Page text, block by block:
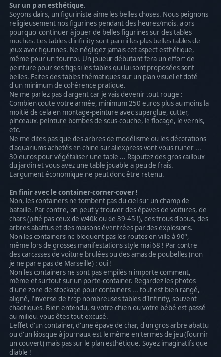
Sur un plan esthétique.
Soyons clairs, un figuriniste aime les belles choses. Nous peignons
religieusement nos figurines pendant des heures/mois. alors
pourquoi continuer à jouer de belles figurines sur des tables
moches. Les tables d'infinity sont parmi les plus belles tables de
jeux avec figurines. Ne négligez jamais cet aspect esthétique,
même pour un tournoi. Un joueur débutant fera un effort de
peinture pour ses figs si les tables qui lui sont proposées sont
belles. Faites des tables thématiques sur un plan visuel et doté
d'un minimum de cohérence pratique.
Ne me parlez pas d'argent car je vais devenir tout rouge :
Combien coute votre armée, minimum 250 euros plus au moins la
moitié de cela en montage-peinture avec superglue, cutter,
pinceaux, peinture bombes de sous-couche, le flocage, le vernis,
etc.
Ne me dites pas que des arbres de modélisme ou les décorations
d'aquariums achetés en chine sur aliexpress vont vous ruiner ...
30 euros pour végétaliser une table ... Rajoutez des gros cailloux
du jardin et vous avez une table jouable a peu de frais.
L'argument économique ne peut donc être retenu.
En finir avec le container-corner-cover !
Non, les containers ne tombent pas du ciel sur un champ de
bataille. Par contre, on peut y trouver des épaves de voitures, de
chars (pitié pas ceux de w40k ou de 39-45 !), des trous d'obus, des
arbres abattus et des maisons éventrées par des explosions.
Non les containers ne bloquent pas les routes en ville à 90°,
même lors de grosses manifestations style mai 68 ! Par contre
des carcasses de voiture brulées ou des amas de poubelles (non
je ne parle pas de Marseille) : oui !
Non les containers ne sont pas empilés n'importe comment,
même et surtout sur un porte-container. Regardez les photos
d'une zone de stockage pour containers ... tout est bien rangé,
aligné, l'inverse de trop nombreuses tables d'Infinity, souvent
chaotiques. Bien entendu, si votre chien ou votre bébé est passé
au milieu, vous êtes tout excusé.
L'effet d'un container, d'une épave de char, d'un gros arbre abattu
ou d'un kiosque à journaux est le même en termes de jeu (fournir
un couvert) mais pas sur le plan esthétique. Soyez imaginatifs que
diable !